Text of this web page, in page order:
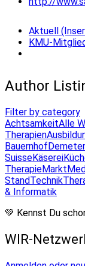
Aktuell
KMU-
Author
Filter by category
AchtsamkeitAlle
Therapien
Bauernhof
SuisseKäserei
TherapieMarkt
StandTechnik
& Informatik
💚 Kennst Du
WIR-